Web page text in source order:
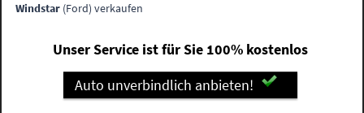
Windstar (Ford) verkaufen
Unser Service ist für Sie 100% kostenlos
Auto unverbindlich anbieten!